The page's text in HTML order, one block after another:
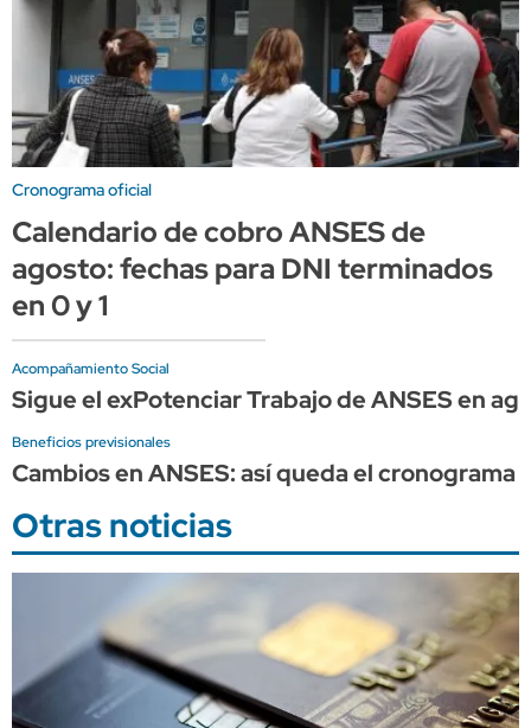
Cronograma oficial
Calendario de cobro ANSES de
agosto: fechas para DNI terminados
en 0 y 1
Acompañamiento Social
Sigue el exPotenciar Trabajo de ANSES en
Beneficios previsionales
Cambios en ANSES: así queda el
Otras noticias